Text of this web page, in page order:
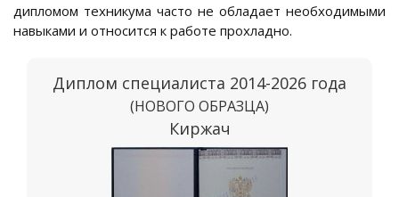
дипломом техникума часто не обладает необходимыми
навыками и относится к работе прохладно.
Диплом специалиста 2014-2026 года
(НОВОГО ОБРАЗЦА)
Киржач